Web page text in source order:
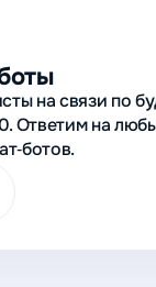
на связи по
Ответим на